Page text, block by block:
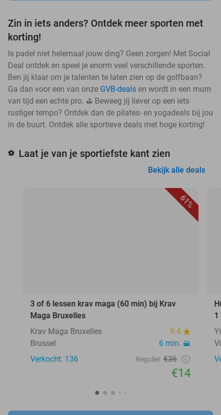
Zin in iets anders? Ontdek meer sporten met
korting!
Is padel niet helemaal jouw ding? Geen zorgen! Met Social
Deal ontdek en speel je enorm veel verschillende sporten.
Ben jij klaar om je talenten te laten zien op de golfbaan?
Ga dan voor een van onze GVB-deals en wordt in een mum
van tijd een echte pro. ⛳ Beweeg jij liever op een iets
rustiger tempo? Ontdek dan de pilates- en yogadeals bij jou
in de buurt. Ontdek alle sportieve deals met hoge korting!
⚽ Laat je van je sportiefste kant zien
Bekijk alle deals
61%
3 of 6 lessen krav maga (60 min) bij Krav
Maga Bruxelles
Krav Maga Bruxelles
9.4
Brussel
6 min.
Verkocht: 136
Regulier €36
€14
1